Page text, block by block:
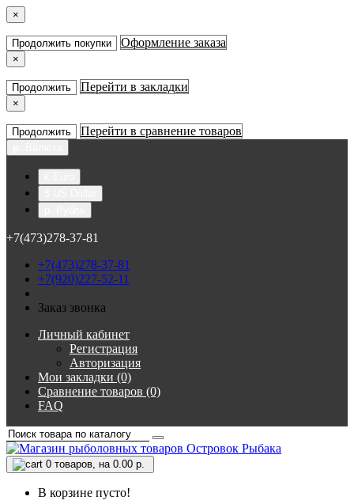
×
Продолжить покупки Оформление заказа
×
Продолжить Перейти в закладки
×
Продолжить Перейти в сравнение товаров
+7(473)278-37-81
+7(473)278-37-81
+7(920)227-52-11
Заказ звонка
Личный кабинет
Регистрация
Авторизация
Мои закладки (0)
Сравнение товаров (0)
FAQ
0 товаров, на 0.00 р.
В корзине пусто!